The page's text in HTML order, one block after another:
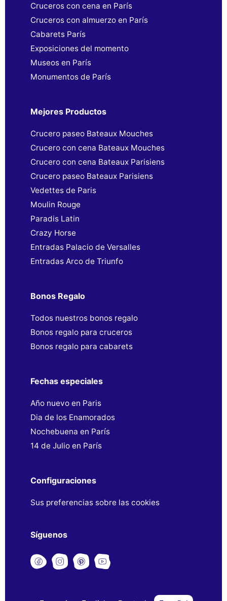
Cruceros con cena en París
Cruceros con almuerzo en París
Cabarets París
Exposiciones del momento
Museos en París
Monumentos de París
Mejores Productos
Crucero paseo Bateaux Mouches
Crucero con cena Bateaux Mouches
Crucero con cena Bateaux Parisiens
Crucero paseo Bateaux Parisiens
Vedettes de Paris
Moulin Rouge
Paradis Latin
Crazy Horse
Entradas Palacio de Versalles
Entradas Arco de Triunfo
Bonos Regalo
Todos nuestros bonos regalo
Bonos regalo para cruceros
Bonos regalo para cabarets
Fechas especiales
Año nuevo en Paris
Dia de los Enamorados
Nochebuena en París
14 de Julio en París
Configuraciones
Sus preferencias sobre las cookies
Síguenos